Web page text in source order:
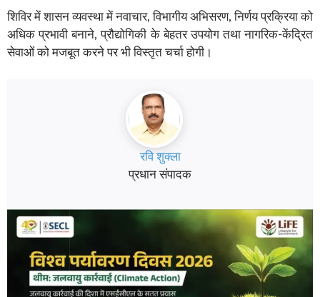
शिविर में शासन व्यवस्था में नवाचार, विभागीय अभिसरण, निर्णय प्रक्रिया को
अधिक प्रभावी बनाने, प्रौद्योगिकी के बेहतर उपयोग तथा नागरिक-केंद्रित
सेवाओं को मजबूत करने पर भी विस्तृत चर्चा होगी।
रवि शुक्ला
प्रधान संपादक